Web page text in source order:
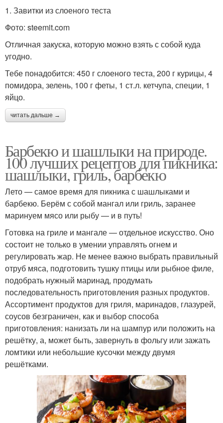
1. Завитки из слоеного теста
Фото: steemit.com
Отличная закуска, которую можно взять с собой куда
угодно.
Тебе понадобится: 450 г слоеного теста, 200 г курицы, 4
помидора, зелень, 100 г феты, 1 ст.л. кетчупа, специи, 1
яйцо.
читать дальше →
Барбекю и шашлыки на природе.
100 лучших рецептов для пикника:
шашлыки, гриль, барбекю
Лето — самое время для пикника с шашлыками и
барбекю. Берём с собой мангал или гриль, заранее
маринуем мясо или рыбу — и в путь!
Готовка на гриле и мангале — отдельное искусство. Оно
состоит не только в умении управлять огнем и
регулировать жар. Не менее важно выбрать правильный
отруб мяса, подготовить тушку птицы или рыбное филе,
подобрать нужный маринад, продумать
последовательность приготовления разных продуктов.
Ассортимент продуктов для гриля, маринадов, глазурей,
соусов безграничен, как и выбор способа
приготовления: нанизать ли на шампур или положить на
решётку, а, может быть, завернуть в фольгу или зажать
ломтики или небольшие кусочки между двумя
решётками.